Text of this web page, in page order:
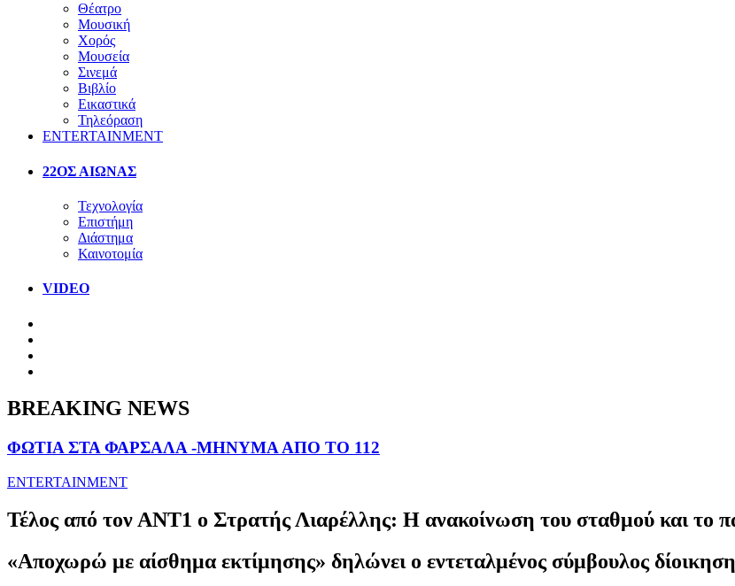
Θέατρο
Μουσική
Χορός
Μουσεία
Σινεμά
Βιβλίο
Εικαστικά
Τηλεόραση
ENTERTAINMENT
22ΟΣ ΑΙΩΝΑΣ
Τεχνολογία
Επιστήμη
Διάστημα
Καινοτομία
VIDEO
BREAKING NEWS
ΦΩΤΙΑ ΣΤΑ ΦΑΡΣΑΛΑ -ΜΗΝΥΜΑ ΑΠΟ ΤΟ 112
ENTERTAINMENT
Τέλος από τον ΑΝΤ1 ο Στρατής Λιαρέλλης: Η ανακοίνωση του σταθμού και το
«Αποχωρώ με αίσθημα εκτίμησης» δηλώνει ο εντεταλμένος σύμβουλος